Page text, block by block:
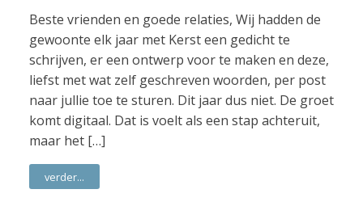
Beste vrienden en goede relaties, Wij hadden de
gewoonte elk jaar met Kerst een gedicht te
schrijven, er een ontwerp voor te maken en deze,
liefst met wat zelf geschreven woorden, per post
naar jullie toe te sturen. Dit jaar dus niet. De groet
komt digitaal. Dat is voelt als een stap achteruit,
maar het […]
verder...